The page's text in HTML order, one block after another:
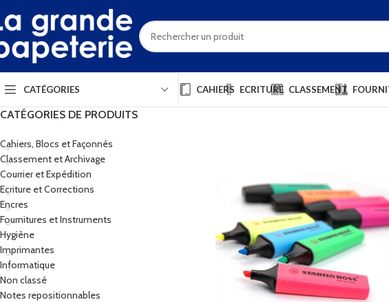
CATÉGORIES CAHIERS ECRITURE CLASSEMENT
CATÉGORIES DE PRODUITS
Cahiers, Blocs et Façonnés
Classement et Archivage
Courrier et Expédition
Ecriture et Corrections
Encres
Fournitures et Instruments
Hygiène
Imprimantes
Informatique
Non classé
Notes repositionnables